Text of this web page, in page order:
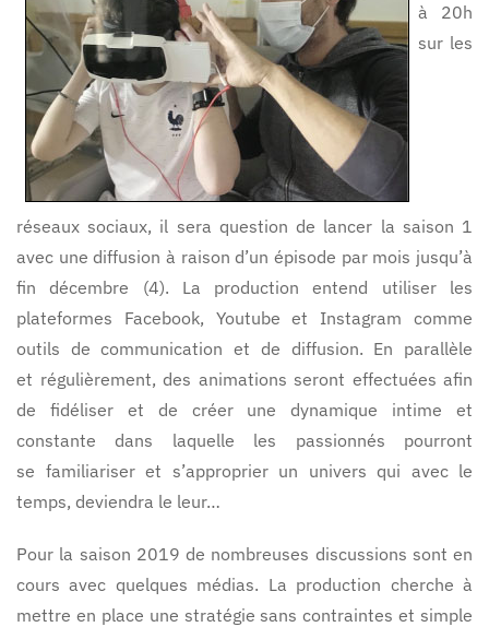
à 20h
sur les
réseaux sociaux, il sera question de lancer la saison 1
avec une diffusion à raison d’un épisode par mois jusqu’à
fin décembre (4). La production entend utiliser les
plateformes Facebook, Youtube et Instagram comme
outils de communication et de diffusion. En parallèle
et régulièrement, des animations seront effectuées afin
de fidéliser et de créer une dynamique intime et
constante dans laquelle les passionnés pourront
se familiariser et s’approprier un univers qui avec le
temps, deviendra le leur…
Pour la saison 2019 de nombreuses discussions sont en
cours avec quelques médias. La production cherche à
mettre en place une stratégie sans contraintes et simple